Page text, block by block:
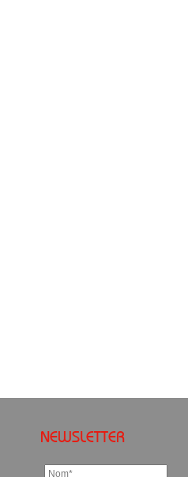
NEWSLETTER